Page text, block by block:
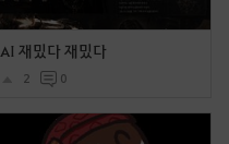
AI 재밌다 재밌다
2 0